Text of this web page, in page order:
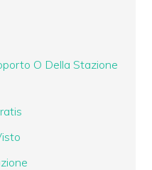
O Della Stazione